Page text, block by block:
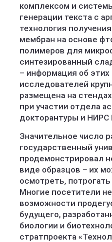
комплексом и
генерации текста с
технология
мембран на основе
полимеров для
синтезированный
– информация об
исследователей
размещена на
при участии отдела
докторантуры и НИРС
Значительное число
государственный
продемонстрировал
виде образцов – их
осмотреть,
Многие посетители
возможности
будущего,
биологии и
стратпроекта